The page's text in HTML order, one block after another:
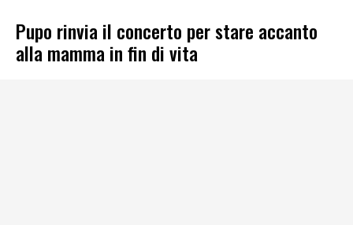
Pupo rinvia il concerto per stare accanto
alla mamma in fin di vita